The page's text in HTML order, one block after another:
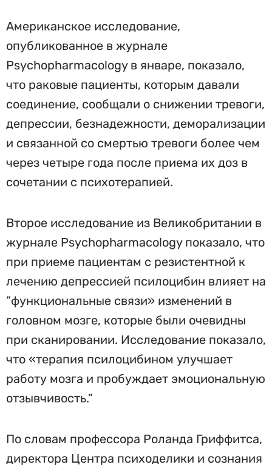
Американское исследование,
опубликованное в журнале
Psychopharmacology в январе, показало,
что раковые пациенты, которым давали
соединение, сообщали о снижении тревоги,
депрессии, безнадежности, деморализации
и связанной со смертью тревоги более чем
через четыре года после приема их доз в
сочетании с психотерапией.
Второе исследование из Великобритании в
журнале Psychopharmacology показало, что
при приеме пациентам с резистентной к
лечению депрессией псилоцибин влияет на
”функциональные связи» изменений в
головном мозге, которые были очевидны
при сканировании. Исследование показало,
что «терапия псилоцибином улучшает
работу мозга и пробуждает эмоциональную
отзывчивость.”
По словам профессора Роланда Гриффитса,
директора Центра психоделики и сознания